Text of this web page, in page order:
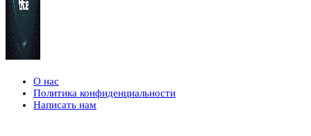
О нас
Политика конфиденциальности
Написать нам